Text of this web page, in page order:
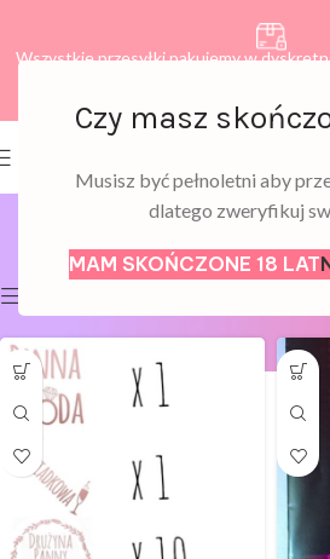
Czy masz
Musisz być pełnoletni aby
dlatego zweryfikuj
MAM SKOŃCZONE 18 LAT
Wszystkie przesyłki pakujemy w
Wieczór
Upominki Wieczór